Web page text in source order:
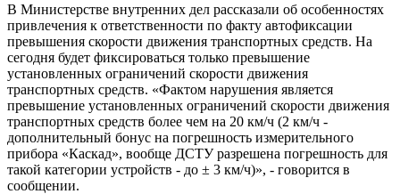
В Министерстве внутренних дел рассказали об особенностях
привлечения к ответственности по факту автофиксации
превышения скорости движения транспортных средств. На
сегодня будет фиксироваться только превышение
установленных ограничений скорости движения
транспортных средств. «Фактом нарушения является
превышение установленных ограничений скорости движения
транспортных средств более чем на 20 км/ч (2 км/ч -
дополнительный бонус на погрешность измерительного
прибора «Каскад», вообще ДСТУ разрешена погрешность для
такой категории устройств - до ± 3 км/ч)», - говорится в
сообщении.